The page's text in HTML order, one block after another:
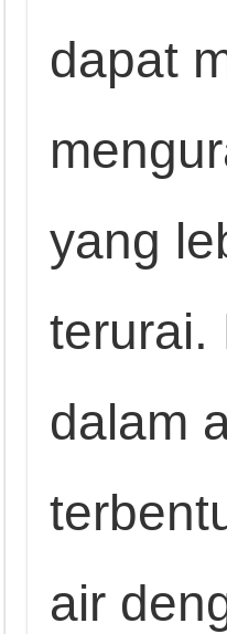
dapat
yang
terurai.
dalam
air